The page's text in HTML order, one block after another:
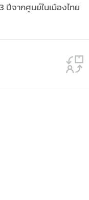
ปีจากศูนย์ในเมืองไทย